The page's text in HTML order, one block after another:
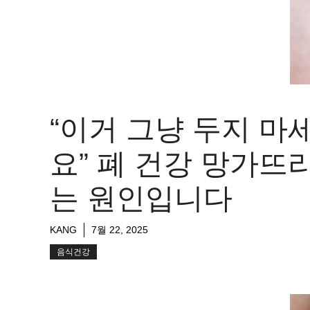
“이거 그냥 두지 마
요” 폐 건강 망가뜨
는 원인입니다
KANG 7월 22, 2025
음식건강